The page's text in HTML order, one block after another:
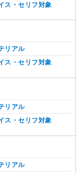
ス・セリフ対象
リアル
ス・セリフ対象
リアル
ス・セリフ対象
リアル